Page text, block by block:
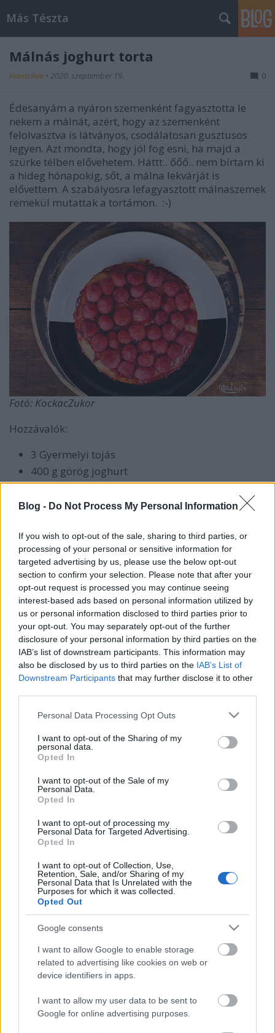
Blog - Do Not Process My Personal Information
If you wish to opt-out of the sale, sharing to third parties, or
processing of your personal or sensitive information for
targeted advertising by us, please use the below opt-out
section to confirm your selection. Please note that after your
opt-out request is processed you may continue seeing
interest-based ads based on personal information utilized by
us or personal information disclosed to third parties prior to
your opt-out. You may separately opt-out of the further
disclosure of your personal information by third parties on the
IAB’s list of downstream participants. This information may
also be disclosed by us to third parties on the IAB’s List of
Downstream Participants that may further disclose it to other
Please note that this website/app uses one or more Google
not limited to your visit or usage behaviour. You may click to
grant or deny consent to Google and its third-party tags to
use your data for below specified purposes in below Google
consent section.
Personal Data Processing Opt Outs
I want to opt-out of the Sharing of my
personal data.
Opted In
I want to opt-out of the Sale of my
Personal Data.
Opted In
I want to opt-out of processing my
Personal Data for Targeted Advertising.
Opted In
I want to opt-out of Collection, Use,
Retention, Sale, and/or Sharing of my
Personal Data that Is Unrelated with the
Purposes for which it was collected.
Opted Out
Google consents
I want to allow Google to enable storage
related to advertising like cookies on web or
device identifiers in apps.
I want to allow my user data to be sent to
Google for online advertising purposes.
Más Tészta
Málnás joghurt torta
Havasilive • 2020. szeptember 19. 0
Édesanyám a nyáron szemenként fagyasztotta le
nekem a málnát, azért, hogy az szemenként
felolvasztva is látványos, csodálatosan gusztusos
legyen. Azt mondta, hogy jól fog esni, ha majd a
szürke télben elővehetem. Háttt.. őőő.. nem bírtam ki
a hideg hónapokig, sőt, a málna lekvárját is
elővettem. A szabályosra lefagyasztott málnaszemek
remekül mutattak a tortámon. :-)
Fotó: KockacZukor
Hozzávalók:
3 Gyermelyi tojás
400 g görög joghurt
100 g barna cukor
2 citrom leve
fél csomag sütőpor
málna
málnalekvár
Elkészítés:
A barna cukrot és tojások sárgáját összekevertem,
hozzáadtam a lisztet és sütőport, valamint a
citromlevet. A tojások fehérjét kemény habbá
vertem, és lassan a tésztához forgattam. Egy kicsi
tortaformát kivajaztam és liszteztem, és a tészta
málnaszemeket is helyeztem rá. A tészta második
Lefedtem alufóliával, és nagyon lassan 170 fokon
(sokáig) addig sütöttem, amíg az a tűpróbán is
málnaszemeket, amik a lekvárba bele is ragadtak,
nem potyogtak le... ;)
Miután kihűlt, szeleteltem.
Jó étvágyat!
Ajánlom vacsira ezt afinom karalábéfőzeléket
reszelt tojással!
- KockacZukor -
Receptajánló
KockacZukor